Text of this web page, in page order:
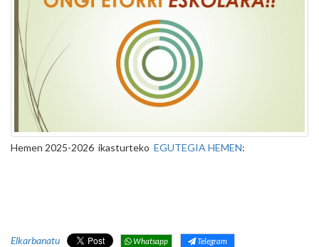
Hemen 2025-2026 ikasturteko EGUTEGIA HEMEN:
Elkarbanatu Whatsapp Telegram